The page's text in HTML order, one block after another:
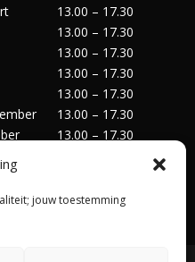
jouw toestemming
13.00 – 17.30
13.00 – 17.30
13.00 – 17.30
13.00 – 17.30
13.00 – 17.30
13.00 – 17.30
13.00 – 17.30